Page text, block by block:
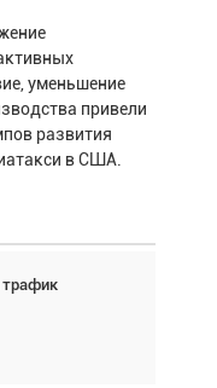
уменьшение
привели
развития
в США.
трафики БПЛА в